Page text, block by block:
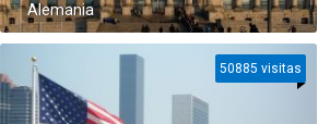
Alemania
50885 visitas